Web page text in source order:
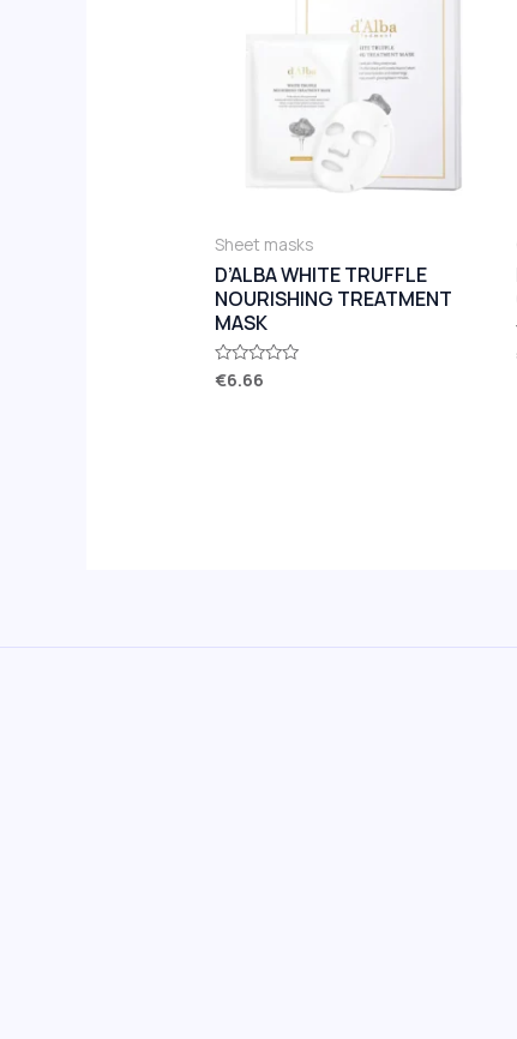
Sheet masks
D’ALBA WHITE TRUFFLE
NOURISHING TREATMENT
MASK
Rated
€6.66